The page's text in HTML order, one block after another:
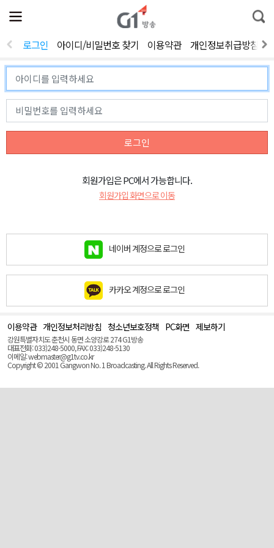
전
체
뉴
열
통
합
색
로그인 아이디/비밀번호 찾기 이용약관 개인정보취급방침
로그인
회원가입은 PC에서 가능합니다.
회원가입 화면으로 이동
네이버 계정으로 로그인
카카오 계정으로 로그인
이용약관 개인정보처리방침 청소년보호정책 PC화면 제보하기
강원특별자치도 춘천시 동면 소양강로 274 G1방송
대표전화: 033)248-5000, FAX: 033)248-5130
이메일: webmaster@g1tv.co.kr
Copyright © 2001 Gangwon No. 1 Broadcasting. All Rights Reserved.